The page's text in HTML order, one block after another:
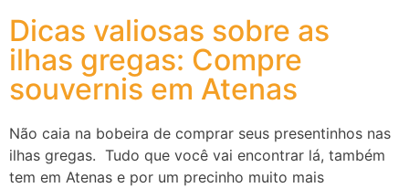
Dicas valiosas sobre as
ilhas gregas: Compre
souvernis em Atenas
Não caia na bobeira de comprar seus presentinhos nas
ilhas gregas. Tudo que você vai encontrar lá, também
tem em Atenas e por um precinho muito mais